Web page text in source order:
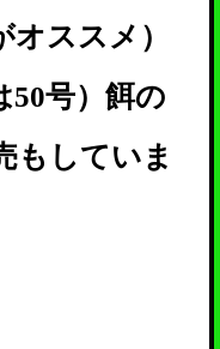
ススメ）
50号）餌の
もしていま